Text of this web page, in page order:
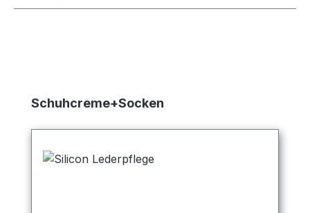
Produktgalerie überspringen
Schuhcreme+Socken